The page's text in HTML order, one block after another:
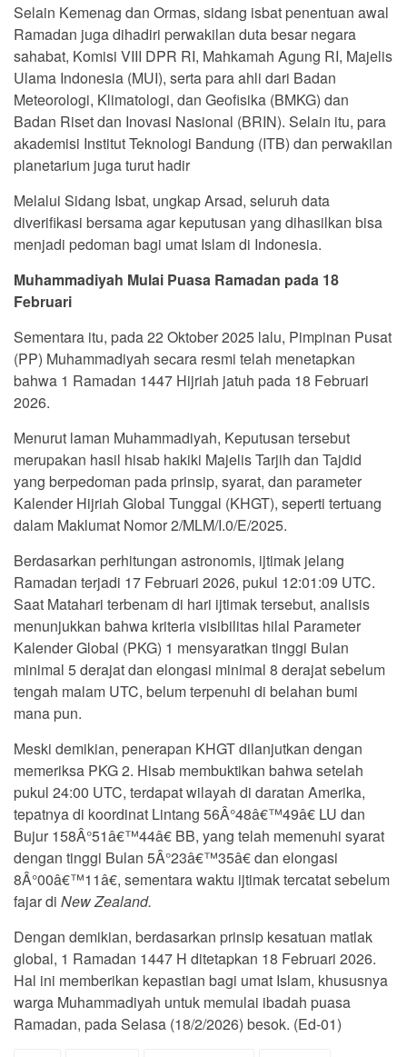
Selain Kemenag dan Ormas, sidang isbat penentuan awal
Ramadan juga dihadiri perwakilan duta besar negara
sahabat, Komisi VIII DPR RI, Mahkamah Agung RI, Majelis
Ulama Indonesia (MUI), serta para ahli dari Badan
Meteorologi, Klimatologi, dan Geofisika (BMKG) dan
Badan Riset dan Inovasi Nasional (BRIN). Selain itu, para
akademisi Institut Teknologi Bandung (ITB) dan perwakilan
planetarium juga turut hadir
Melalui Sidang Isbat, ungkap Arsad, seluruh data
diverifikasi bersama agar keputusan yang dihasilkan bisa
menjadi pedoman bagi umat Islam di Indonesia.
Muhammadiyah Mulai Puasa Ramadan pada 18
Februari
Sementara itu, pada 22 Oktober 2025 lalu, Pimpinan Pusat
(PP) Muhammadiyah secara resmi telah menetapkan
bahwa 1 Ramadan 1447 Hijriah jatuh pada 18 Februari
2026.
Menurut laman Muhammadiyah, Keputusan tersebut
merupakan hasil hisab hakiki Majelis Tarjih dan Tajdid
yang berpedoman pada prinsip, syarat, dan parameter
Kalender Hijriah Global Tunggal (KHGT), seperti tertuang
dalam Maklumat Nomor 2/MLM/I.0/E/2025.
Berdasarkan perhitungan astronomis, ijtimak jelang
Ramadan terjadi 17 Februari 2026, pukul 12:01:09 UTC.
Saat Matahari terbenam di hari ijtimak tersebut, analisis
menunjukkan bahwa kriteria visibilitas hilal Parameter
Kalender Global (PKG) 1 mensyaratkan tinggi Bulan
minimal 5 derajat dan elongasi minimal 8 derajat sebelum
tengah malam UTC, belum terpenuhi di belahan bumi
mana pun.
Meski demikian, penerapan KHGT dilanjutkan dengan
memeriksa PKG 2. Hisab membuktikan bahwa setelah
pukul 24:00 UTC, terdapat wilayah di daratan Amerika,
tepatnya di koordinat Lintang 56Â°48â€™49â€ LU dan
Bujur 158Â°51â€™44â€ BB, yang telah memenuhi syarat
dengan tinggi Bulan 5Â°23â€™35â€ dan elongasi
8Â°00â€™11â€, sementara waktu ijtimak tercatat sebelum
fajar di New Zealand.
Dengan demikian, berdasarkan prinsip kesatuan matlak
global, 1 Ramadan 1447 H ditetapkan 18 Februari 2026.
Hal ini memberikan kepastian bagi umat Islam, khususnya
warga Muhammadiyah untuk memulai ibadah puasa
Ramadan, pada Selasa (18/2/2026) besok. (Ed-01)